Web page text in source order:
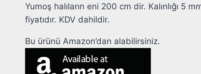
Yumoş halıların eni 200 cm dir. Kalınlığı 5
fiyatıdır. KDV dahildir.
Bu ürünü Amazon’dan alabilirsiniz.